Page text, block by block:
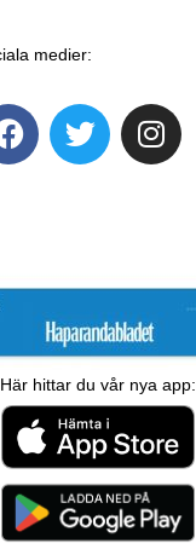
medier:
Här hittar du vår nya app: